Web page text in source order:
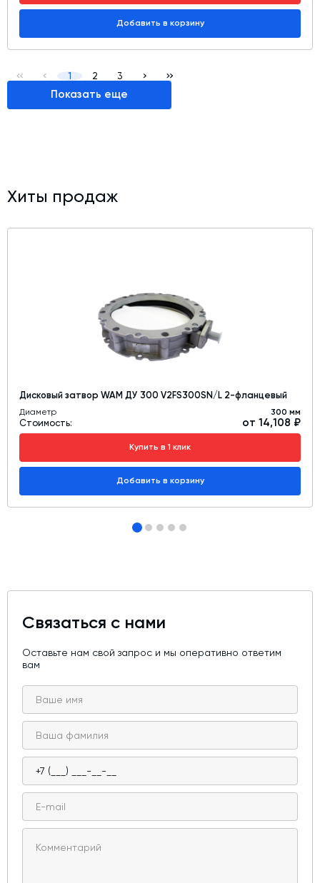
Добавить в корзину
1 2 3
Показать еще
Хиты продаж
Дисковый затвор WAM ДУ 300 V2FS300SN/L 2-фланцевый
Диаметр 300 мм
Стоимость: от 14,108 ₽
Купить в 1 клик
Добавить в корзину
Связаться с нами
Оставьте нам свой запрос и мы оперативно ответим
вам